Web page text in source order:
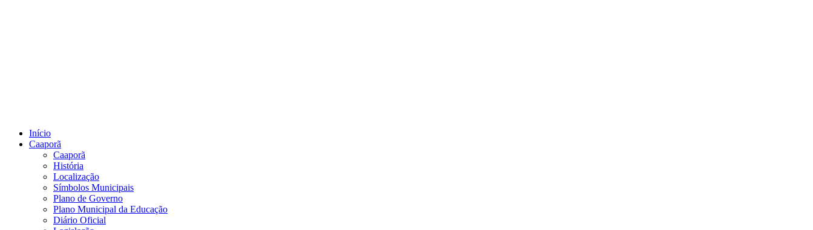
Início
Caaporã
Caaporã
História
Localização
Símbolos Municipais
Plano de Governo
Plano Municipal da Educação
Diário Oficial